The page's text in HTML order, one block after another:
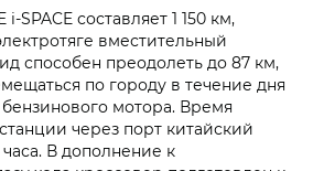
составляет 1 150 км,
вместительный
способен преодолеть до 87 км,
по городу в течение дня
мотора. Время
через порт китайский
В дополнение к